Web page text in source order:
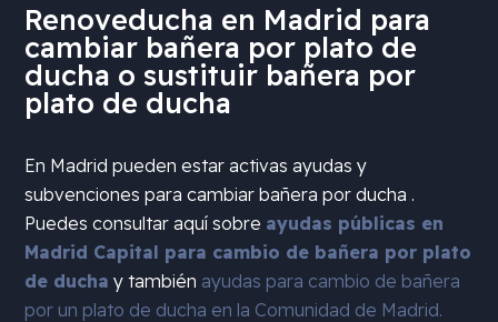
Renoveducha en Madrid para
cambiar bañera por plato de
ducha o sustituir bañera por
plato de ducha
En Madrid pueden estar activas ayudas y
subvenciones para cambiar bañera por ducha .
Puedes consultar aquí sobre ayudas públicas en
Madrid Capital para cambio de bañera por plato
de ducha y también ayudas para cambio de bañera
por un plato de ducha en la Comunidad de Madrid.